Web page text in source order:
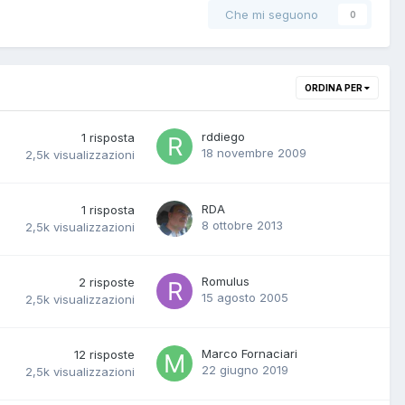
Che mi seguono 0
ORDINA PER
1 risposta
2,5k visualizzazioni
rddiego
18 novembre 2009
1 risposta
2,5k visualizzazioni
RDA
8 ottobre 2013
2 risposte
2,5k visualizzazioni
Romulus
15 agosto 2005
12 risposte
2,5k visualizzazioni
Marco Fornaciari
22 giugno 2019